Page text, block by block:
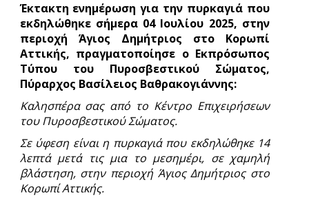
Έκτακτη ενημέρωση για την πυρκαγιά που
εκδηλώθηκε σήμερα 04 Ιουλίου 2025, στην
περιοχή Άγιος Δημήτριος στο Κορωπί
Αττικής, πραγματοποίησε ο Εκπρόσωπος
Τύπου του Πυροσβεστικού Σώματος,
Πύραρχος Βασίλειος Βαθρακογιάννης:
Καλησπέρα σας από το Κέντρο Επιχειρήσεων
του Πυροσβεστικού Σώματος.
Σε ύφεση είναι η πυρκαγιά που εκδηλώθηκε 14
λεπτά μετά τις μια το μεσημέρι, σε χαμηλή
βλάστηση, στην περιοχή Άγιος Δημήτριος στο
Κορωπί Αττικής.